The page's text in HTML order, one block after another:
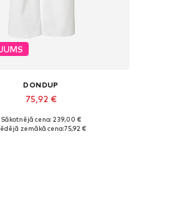
DONDUP
75,92 €
Pieejamie izmēri: 24
Sākotnējā cena: 239,00 €
zemākā cena:75,92 €